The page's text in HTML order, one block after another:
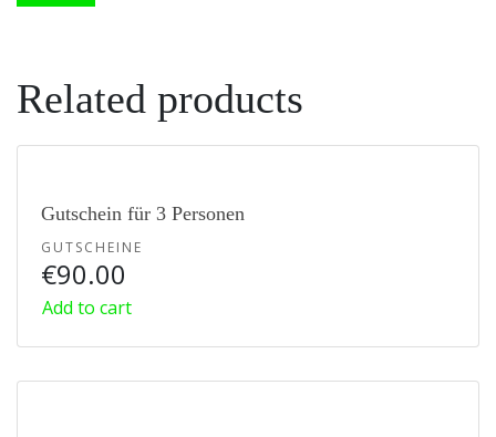
Related products
Gutschein für 3 Personen
GUTSCHEINE
€90.00
Add to cart